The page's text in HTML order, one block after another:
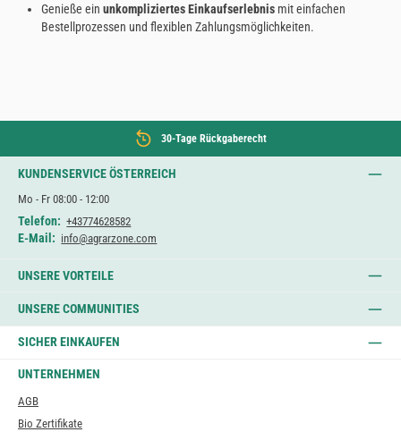
Genieße ein unkompliziertes Einkaufserlebnismit einfachen
Bestellprozessen und flexiblen Zahlungsmöglichkeiten.
30-Tage Rückgaberecht
KUNDENSERVICE ÖSTERREICH
Mo - Fr 08:00 - 12:00
Telefon: +43774628582
E-Mail: info@agrarzone.com
UNSERE VORTEILE
UNSERE COMMUNITIES
SICHER EINKAUFEN
UNTERNEHMEN
AGB
Bio Zertifikate